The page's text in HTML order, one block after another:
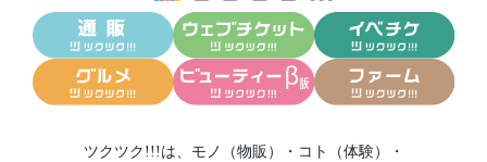
ツクツク!!!は、 モノ（物販） ・ コト（体験）
・